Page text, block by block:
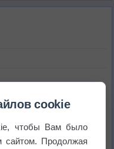
cookie
чтобы Вам было
сайтом. Продолжая